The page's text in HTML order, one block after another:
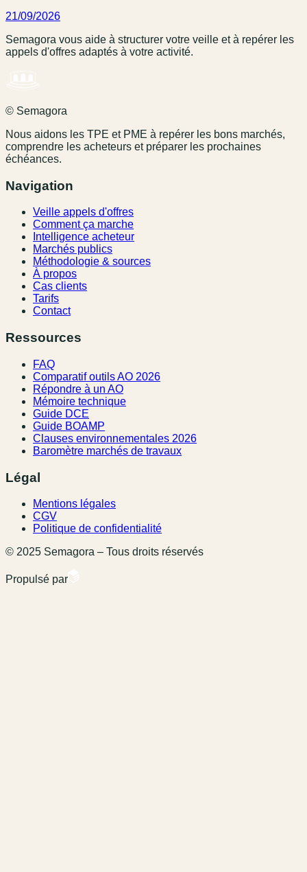
21/09/2026
Semagora vous aide à structurer votre veille et à repérer les
appels d'offres adaptés à votre activité.
© Semagora
Nous aidons les TPE et PME à repérer les bons marchés,
comprendre les acheteurs et préparer les prochaines
échéances.
Navigation
Veille appels d'offres
Comment ça marche
Intelligence acheteur
Marchés publics
Méthodologie & sources
À propos
Cas clients
Tarifs
Contact
Ressources
FAQ
Comparatif outils AO 2026
Répondre à un AO
Mémoire technique
Guide DCE
Guide BOAMP
Clauses environnementales 2026
Baromètre marchés de travaux
Légal
Mentions légales
CGV
Politique de confidentialité
© 2025 Semagora – Tous droits réservés
Propulsé par